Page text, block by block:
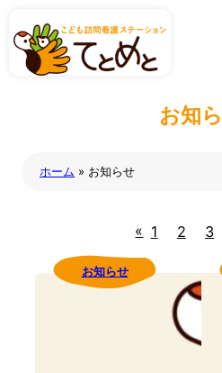
容
お知ら
ホーム » お知らせ
« 1 2 3
お知らせ